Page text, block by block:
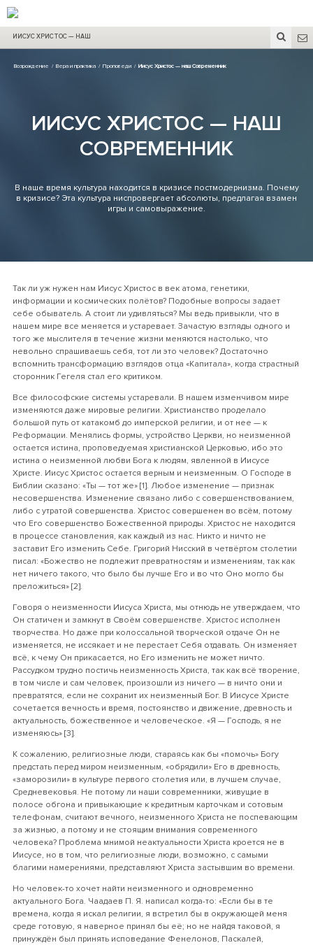
ИИСУС ХРИСТОС — НАШ
Возрождение / Вера и практика / Проповеди / Иисус Христос — наш Современник
ИИСУС ХРИСТОС — НАШ
СОВРЕМЕННИК
В наше время культура находится в кризисе постмодернизма. Почему
в кризисе? Эта культура ниспровергает абсолюты, предлагая взамен
игры и самовыражение.
Так ли уж нужен нам Иисус Христос в век атома, генетики,
информации и космических полётов? Подобные вопросы задает
себе обыватель. А стоит ли удивляться? Мы ведь привыкли, что в
нашем мире все меняется и устаревает. Зачастую взгляды одного и
того же мыслителя в течение жизни меняются настолько, что
невольно спрашиваешь себя, тот ли это человек? Достаточно
вспомнить трансформацию взглядов отца «Капитала», когда страстный
сторонник Гегеля стал его критиком.
Все философские системы устаревали. В нашем изменчивом мире
изменяются даже мировые религии. Христианство проделало
большой путь от катакомб до имперской религии, и от нее — к
Реформации. Менялись формы, устройство Церкви, но неизменной
остается истина, проповедуемая христианской Церковью, ибо это
истина о неизменной любви Бога к людям, явленной в Иисусе
Христе. Иисус Христос остается верным и неизменным. О Господе в
Библии сказано: «Ты — тот же» [1]. Любое изменение — признак
несовершенства. Изменение связано либо с совершенствованием,
либо с утратой совершенства. Христос совершенен во всём, потому
что Его совершенство Божественной природы. Христос не находится
в процессе становления, как каждый из нас. Никто и ничто не
заставит Его изменить Себе. Григорий Нисский в четвёртом столетии
писал: «Божество не подлежит превратностям и изменениям, так как
нет ничего такого, что было бы лучше Его и во что Оно могло бы
преложиться» [2].
Говоря о неизменности Иисуса Христа, мы отнюдь не утверждаем, что
Он статичен и замкнут в Своём совершенстве. Христос исполнен
творчества. Но даже при колоссальной творческой отдаче Он не
изменяется, не иссякает и не перестает Себя отдавать. Он изменяет
всё, к чему Он прикасается, но Его изменить не может ничто.
Рассудком трудно постичь неизменность Христа, так как всё творение,
в том числе и сам человек, произошли из ничего — в ничто они и
превратятся, если не сохранит их неизменный Бог. В Иисусе Христе
сочетается вечность и время, постоянство и движение, древность и
актуальность, божественное и человеческое. «Я — Господь, я не
изменяюсь» [3].
К сожалению, религиозные люди, стараясь как бы «помочь» Богу
предстать перед миром неизменным, «обрядили» Его в древность,
«заморозили» в культуре первого столетия или, в лучшем случае,
Средневековья. Не потому ли наши современники, живущие в
полосе обгона и привыкающие к кредитным карточкам и сотовым
телефонам, считают вечного, неизменного Христа не поспевающим
за жизнью, а потому и не стоящим внимания современного
человека? Проблема мнимой неактуальности Христа кроется не в
Иисусе, но в том, что религиозные люди, возможно, с самыми
благими намерениями, представляют Христа застывшим во времени.
Но человек-то хочет найти неизменного и одновременно
актуального Бога. Чаадаев П. Я. написал когда-то: «Если бы в те
времена, когда я искал религии, я встретил бы в окружающей меня
среде готовую, я наверное принял бы её; но не найдя таковой, я
принуждён был принять исповедание Фенелонов, Паскалей,